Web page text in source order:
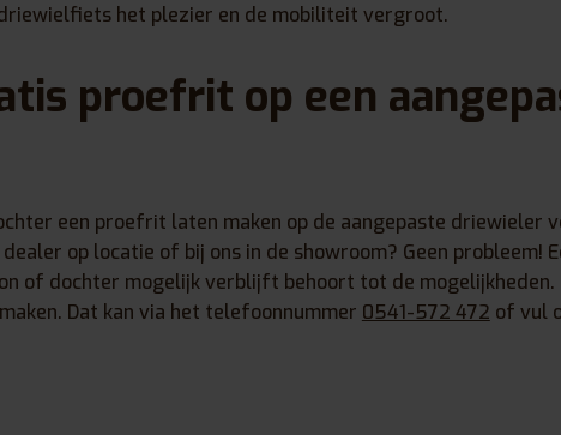
het plezier en de mobiliteit vergroot.
proefrit op een
een proefrit laten maken op de aangepaste driewieler
op locatie of bij ons in de showroom? Geen probleem!
of dochter mogelijk verblijft behoort tot de mogelijkheden.
Dat kan via het telefoonnummer 0541-572 472 of vul